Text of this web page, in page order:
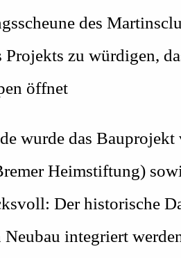
des
Projekts zu würdigen,
öffnet
wurde das
Heimstiftung)
Der historische
integriert